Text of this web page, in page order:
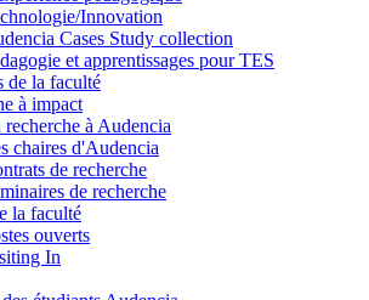
Innovation
Cases Study collection
et apprentissages pour TES
de la faculté
à impact
recherche à Audencia
chaires d'Audencia
de recherche
de recherche
la faculté
ouverts
In